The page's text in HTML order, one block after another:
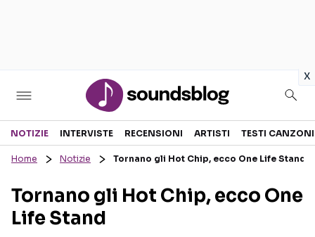
x
Sezioni
RECENSIONI MUSICALI
INTERVISTE
TESTI CANZONI
NOTIZIE INTERVISTE RECENSIONI ARTISTI TESTI CANZONI
Home Notizie Tornano gli Hot Chip, ecco One Life Stand
Tornano gli Hot Chip, ecco One
Life Stand